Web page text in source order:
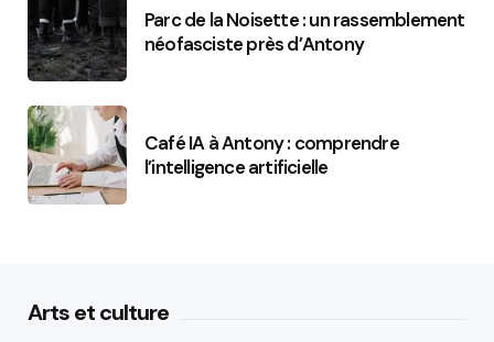
Parc de la Noisette : un rassemblement
néofasciste près d’Antony
Café IA à Antony : comprendre
l’intelligence artificielle
Arts et culture